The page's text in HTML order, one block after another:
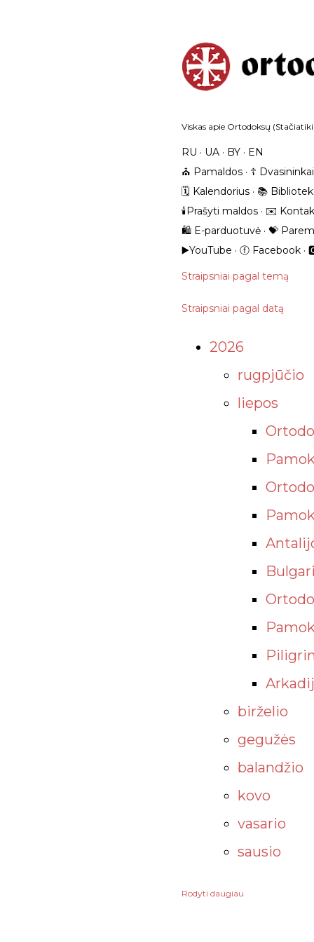
Viskas apie Ortodoksų
RU UA BY
EN
⛪️ Pamaldos
☦️ Dvasininkai
🗓️ Kalendorius
📚
🕯️Prašyti maldos
✉️
🛍️ E-parduotuvė
💝
▶️YouTube
ⓕ Facebook
Straipsniai pagal temą
Straipsniai pagal datą
2026
rugpjūčio
liepos
birželio
gegužės
balandžio
kovo
vasario
sausio
2025
Rodyti daugiau